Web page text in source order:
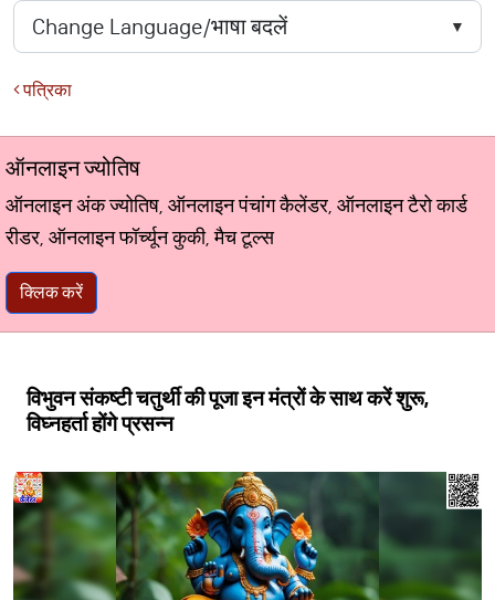
पत्रिका
ऑनलाइन ज्योतिष
ऑनलाइन अंक ज्योतिष, ऑनलाइन पंचांग कैलेंडर, ऑनलाइन टैरो कार्ड
रीडर, ऑनलाइन फॉर्च्यून कुकी, मैच टूल्स
क्लिक करें
विभुवन संकष्टी चतुर्थी की पूजा इन मंत्रों के साथ करें शुरू,
विघ्नहर्ता होंगे प्रसन्न